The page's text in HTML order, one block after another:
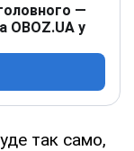
—
OBOZ.UA у
так само,